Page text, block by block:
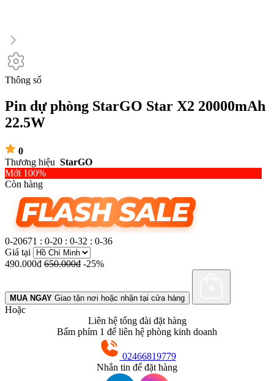
Thông số
Pin dự phòng StarGO Star X2 20000mAh
22.5W
0
Thương hiệu StarGO
Mới 100%
Còn hàng
0-20671 : 0-20 : 0-32 : 0-37
Giá tại
490.000đ 650.000đ -25%
MUA NGAY Giao tận nơi hoặc nhận tại cửa hàng
Hoặc
Liên hệ tổng đài đặt hàng
Bấm phím 1 để liên hệ phòng kinh doanh
02466819779
Nhắn tin để đặt hàng